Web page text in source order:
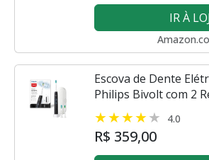
IR À
Escova de Dente
Philips Bivolt com 2
4.0
R$ 359,00